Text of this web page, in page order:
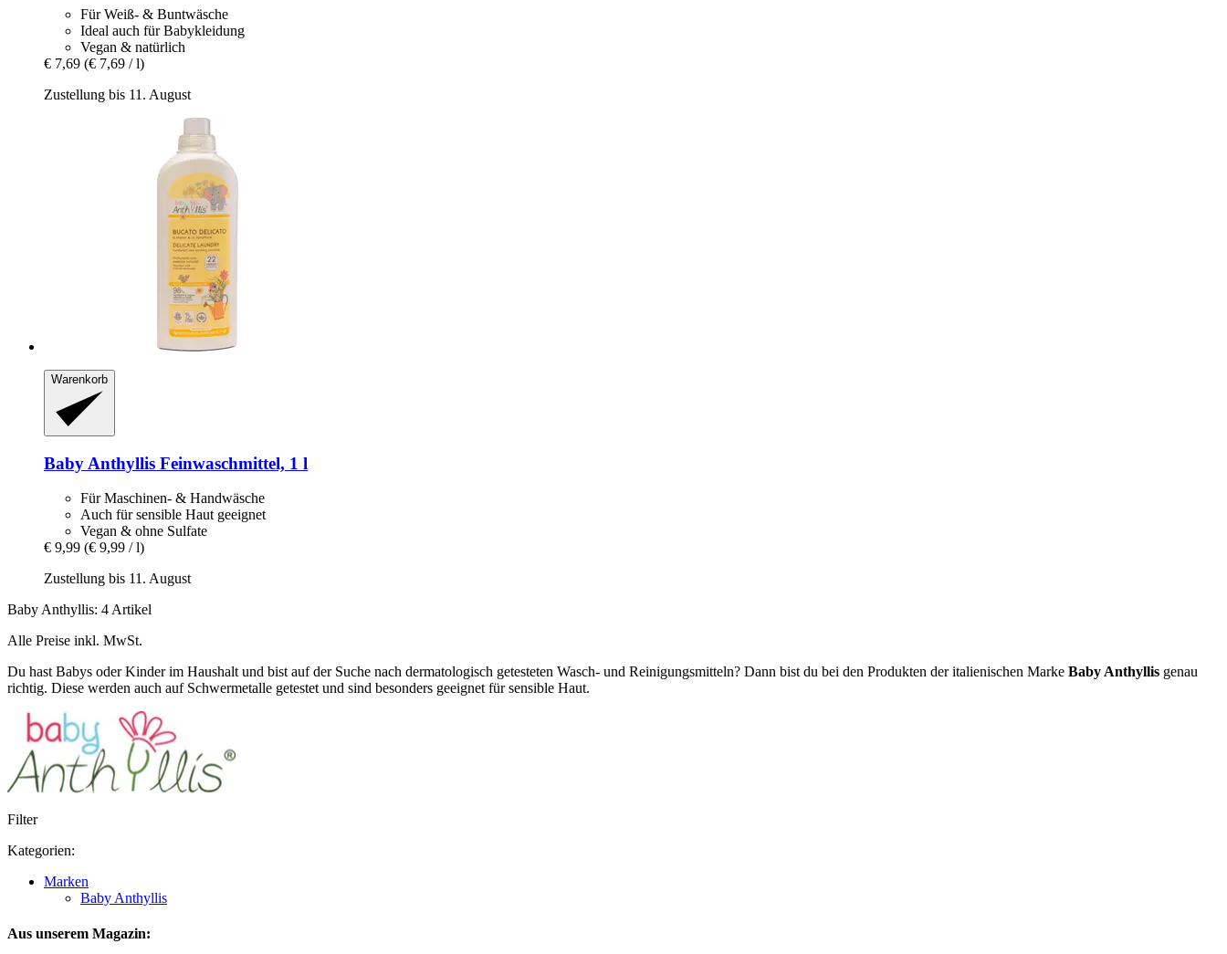
Für Weiß- & Buntwäsche
Ideal auch für Babykleidung
Vegan & natürlich
€ 7,69 (€ 7,69 / l)
Zustellung bis 11. August
Warenkorb
Baby Anthyllis Feinwaschmittel, 1 l
Für Maschinen- & Handwäsche
Auch für sensible Haut geeignet
Vegan & ohne Sulfate
€ 9,99 (€ 9,99 / l)
Zustellung bis 11. August
Baby Anthyllis: 4 Artikel
Alle Preise inkl. MwSt.
Du hast Babys oder Kinder im Haushalt und bist auf der Suche nach dermatologisch getesteten Wasch- und Reinigungsmitteln? Dann bist du bei den Produkten der italienischen Marke Baby Anthyllis genau
richtig. Diese werden auch auf Schwermetalle getestet und sind besonders geeignet für sensible Haut.
Filter
Kategorien:
Marken
Baby Anthyllis
Aus unserem Magazin: